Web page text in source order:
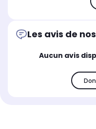
Les avis de
Aucun avis